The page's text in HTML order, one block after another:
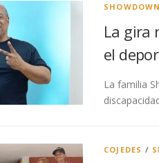
SHOWDOWN
La gira
el
La familia
COJEDES /